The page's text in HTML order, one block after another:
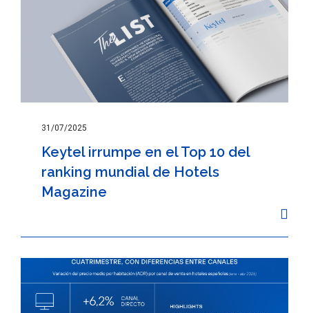
31/07/2025
Keytel irrumpe en el Top 10 del
ranking mundial de Hotels
Magazine